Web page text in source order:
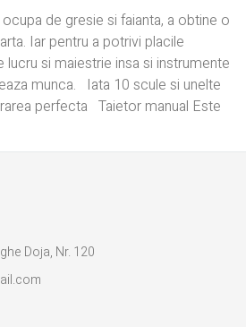
de gresie si faianta, a obtine o
Iar pentru a potrivi placile
si maiestrie insa si instrumente
munca. Iata 10 scule si unelte
perfecta Taietor manual Este
Doja, Nr. 120